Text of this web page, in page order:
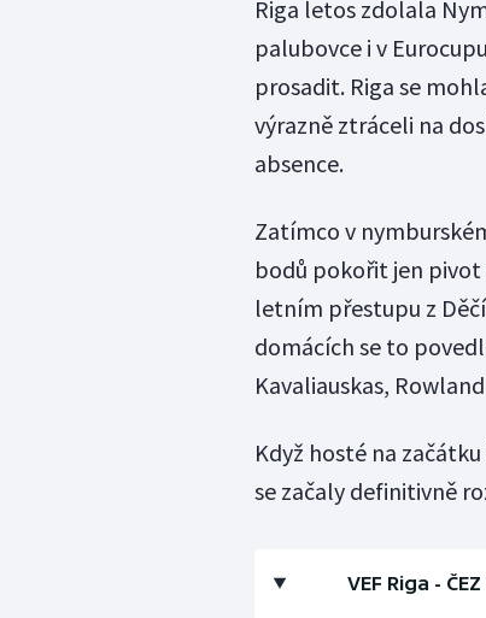
Riga letos zdolala
palubovce i v
prosadit. Riga se
výrazně ztráceli na
absence.
Zatímco v
bodů pokořit jen pivot
letním přestupu z
domácích se to
Kavaliauskas,
Když hosté na
se začaly definitivně
VEF Riga -